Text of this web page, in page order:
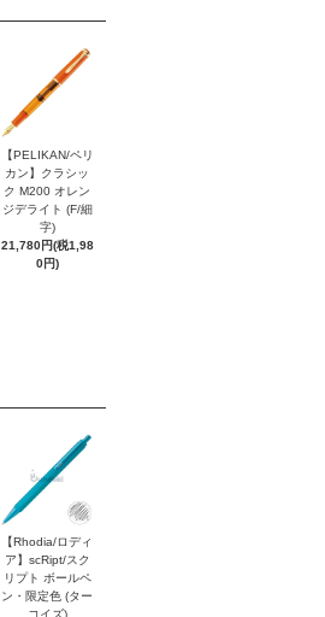
【PELIKAN/ペリ
カン】クラシッ
ク M200 オレン
ジデライト (F/細
字)
21,780円(税1,98
0円)
【Rhodia/ロディ
ア】scRipt/スク
リプト ボールペ
ン・限定色 (ター
コイズ)